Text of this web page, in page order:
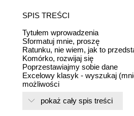
SPIS TREŚCI
Tytułem wprowadzenia
Sformatuj mnie, proszę
Ratunku, nie wiem, jak to
Komórko, rozwijaj się
Poprzestawiajmy sobie dane
Excelowy klasyk - wyszukaj
możliwości
Houston, mamy problem...
pokaż cały spis treści